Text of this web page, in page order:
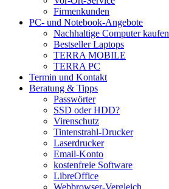
Firmenkunden
PC- und Notebook-Angebote
Nachhaltige Computer kaufen
Bestseller Laptops
TERRA MOBILE
TERRA PC
Termin und Kontakt
Beratung & Tipps
Passwörter
SSD oder HDD?
Virenschutz
Tintenstrahl-Drucker
Laserdrucker
Email-Konto
kostenfreie Software
LibreOffice
Webbrowser-Vergleich